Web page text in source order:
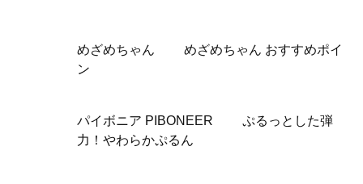
めざめちゃん めざめちゃん おすすめポイ
ン
パイボニア PIBONEER ぷるっとした弾
力！やわらかぷるん